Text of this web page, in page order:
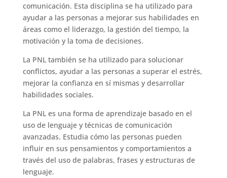
comunicación. Esta disciplina se ha utilizado para
ayudar a las personas a mejorar sus habilidades en
áreas como el liderazgo, la gestión del tiempo, la
motivación y la toma de decisiones.
La PNL también se ha utilizado para solucionar
conflictos, ayudar a las personas a superar el estrés,
mejorar la confianza en sí mismas y desarrollar
habilidades sociales.
La PNL es una forma de aprendizaje basado en el
uso de lenguaje y técnicas de comunicación
avanzadas. Estudia cómo las personas pueden
influir en sus pensamientos y comportamientos a
través del uso de palabras, frases y estructuras de
lenguaje.